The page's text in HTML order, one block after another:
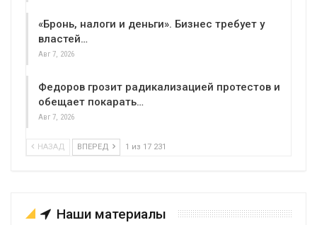
«Бронь, налоги и деньги». Бизнес требует у
властей…
Авг 7, 2026
Федоров грозит радикализацией протестов и
обещает покарать…
Авг 7, 2026
НАЗАД ВПЕРЕД 1 из 17 231
Наши материалы